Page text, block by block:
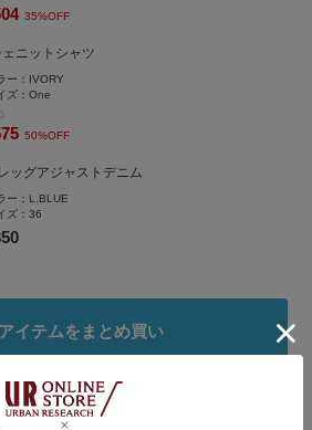
35%OFF
ェニットシャツ
ー： IVORY
ズ：One
50%OFF
ッグアジャストデニム
ー： L.BLUE
ズ：36
イテムをまとめ買い